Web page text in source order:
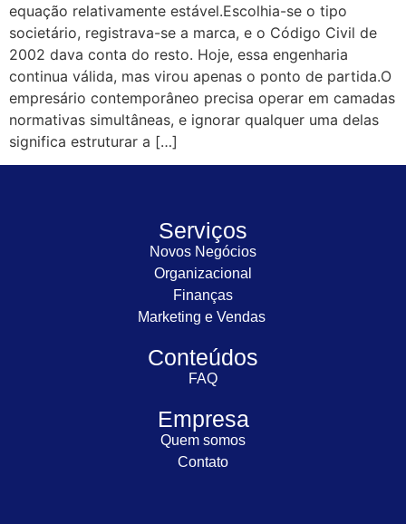
equação relativamente estável.Escolhia-se o tipo
societário, registrava-se a marca, e o Código Civil de
2002 dava conta do resto. Hoje, essa engenharia
continua válida, mas virou apenas o ponto de partida.O
empresário contemporâneo precisa operar em camadas
normativas simultâneas, e ignorar qualquer uma delas
significa estruturar a […]
Serviços
Novos Negócios
Organizacional
Finanças
Marketing e Vendas
Conteúdos
FAQ
Empresa
Quem somos
Contato